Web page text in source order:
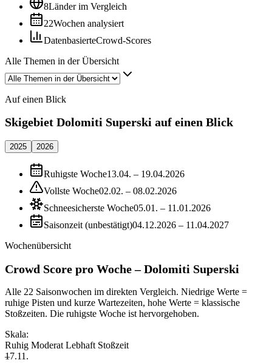
8Länder im Vergleich
22Wochen analysiert
DatenbasierteCrowd-Scores
Alle Themen in der Übersicht
Auf einen Blick
Skigebiet Dolomiti Superski auf einen Blick
2025 2026
Ruhigste Woche13.04. – 19.04.2026
Vollste Woche02.02. – 08.02.2026
Schneesicherste Woche05.01. – 11.01.2026
Saisonzeit (unbestätigt)04.12.2026 – 11.04.2027
Wochenübersicht
Crowd Score pro Woche – Dolomiti Superski
Alle 22 Saisonwochen im direkten Vergleich. Niedrige Werte =
ruhige Pisten und kurze Wartezeiten, hohe Werte = klassische
Stoßzeiten. Die ruhigste Woche ist hervorgehoben.
Skala:
Ruhig Moderat Lebhaft Stoßzeit
–
17.11.